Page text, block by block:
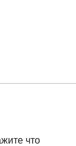
что